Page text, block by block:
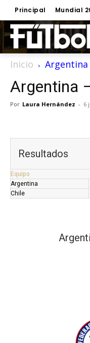
Principal Mundial
Inicio Argentina
Argentina
Por Laura Hernández - 6
Resultados
Equipo
Argentina
Chile